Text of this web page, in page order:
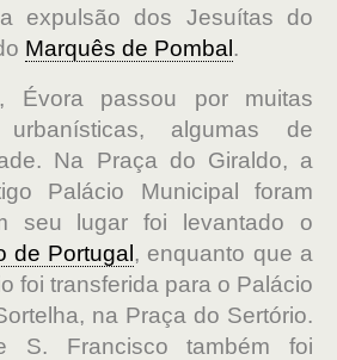
expulsão dos Jesuítas do
Marquês de Pombal.
Évora passou por muitas
urbanísticas, algumas de
Na Praça do Giraldo, a
Palácio Municipal foram
seu lugar foi levantado o
de Portugal, enquanto que a
foi transferida para o Palácio
na Praça do Sertório.
S. Francisco também foi